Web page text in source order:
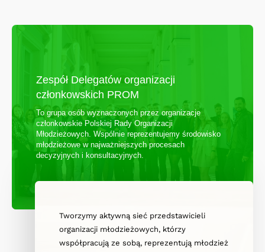
Zespół Delegatów organizacji
członkowskich PROM
To grupa osób wyznaczonych przez organizacje
członkowskie Polskiej Rady Organizacji
Młodzieżowych. Wspólnie reprezentujemy środowisko
młodzieżowe w najważniejszych procesach
decyzyjnych i konsultacyjnych.
Tworzymy aktywną sieć przedstawicieli
organizacji młodzieżowych, którzy
współpracują ze sobą, reprezentują młodzież